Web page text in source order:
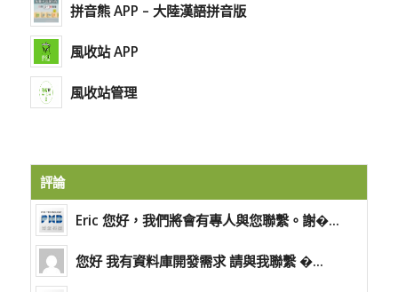
拼音熊 APP – 大陸漢語拼音版
風收站 APP
風收站管理
評論
Eric 您好，我們將會有專人與您聯繫。謝�...
您好 我有資料庫開發需求 請與我聯繫 �...